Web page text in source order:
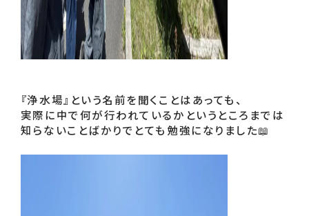
『浄水場』という名前を聞くことはあっても、
実際に中で何が行われているかというところまでは
知らないことばかりでとても勉強になりました📖